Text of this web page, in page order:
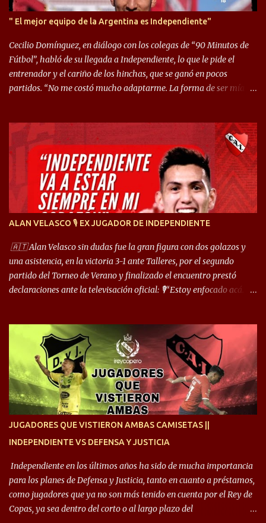
" El mejor equipo de la Argentina es Independiente"
Cecilio Domínguez, en diálogo con los colegas de “90 Minutos de
Fútbol”, habló de su llegada a Independiente, lo que le pide el
entrenador y el cariño de los hinchas, que se ganó en pocos
partidos. “No me costó mucho adaptarme. La forma de ser mía
llegué a un Independiente que juega muy dinámico y me gusta
mucho. Me favorece por la forma de jugar mía y eso también
ayudó a que me adapte”. “Me siento mejor por izquierda, pero me
gusta mucho jugar de 9, y juego sin problemas por derecha
también. Jugar de 9 y de extremo por izquierda es diferente. A mi
me gusta jugar por fuera, porque tengo mas posibilidades de
encarar, de enganchar. Pero yo soy un hombre que pica mucho y
arco y tengo más posibilidades”. Sobre lo que le pide el DT,
comentó: “Cuando juego de 9, obviamente me pide presionar, y
cuand...
ALAN VELASCO 🎙 EX JUGADOR DE INDEPENDIENTE
🇦🇹 Alan Velasco sin dudas fue la gran figura con dos golazos y
una asistencia, en la victoria 3-1 ante Talleres, por el segundo
partido del Torneo de Verano y finalizado el encuentro prestó
declaraciones ante la televisación oficial: 🎙️“Estoy enfocado acá.
ojalá sea lo mejor para el club y para mí. Independiente va a estar
siempre en mi corazón”. 🎙️“Siempre que me tocó vestir la camiseta
quise dar lo mejor. Si me toca marcharme, estoy agradecido al
hincha”. 🎙️“El equipo hizo un gran trabajo, quedó demostrado en el
resultado. Es nuestro segundo partido, en la pretemporada nos
enfocamos en la preparación física. El grupo está encontrando la
JUGADORES QUE VISTIERON AMBAS CAMISETAS ||
INDEPENDIENTE VS DEFENSA Y JUSTICIA
Independiente en los últimos años ha sido de mucha importancia
para los planes de Defensa y Justicia, tanto en cuanto a préstamos,
como jugadores que ya no son más tenido en cuenta por el Rey de
Copas, ya sea dentro del corto o al largo plazo del